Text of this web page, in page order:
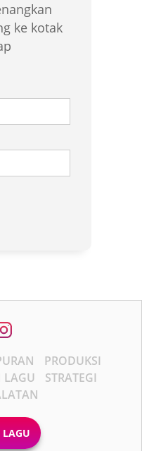
ke kotak
PRODUKSI
LAGU
STRATEGI